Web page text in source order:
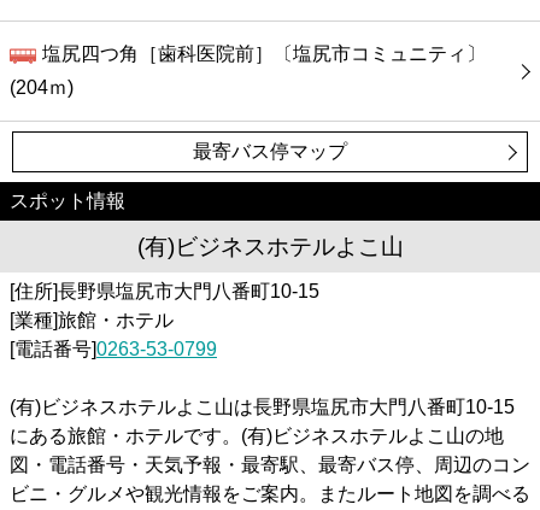
塩尻四つ角［歯科医院前］〔塩尻市コミュニティ〕
(204ｍ)
最寄バス停マップ
スポット情報
(有)ビジネスホテルよこ山
[住所]長野県塩尻市大門八番町10-15
[業種]旅館・ホテル
[電話番号]0263-53-0799
(有)ビジネスホテルよこ山は長野県塩尻市大門八番町10-15
にある旅館・ホテルです。(有)ビジネスホテルよこ山の地
図・電話番号・天気予報・最寄駅、最寄バス停、周辺のコン
ビニ・グルメや観光情報をご案内。またルート地図を調べる